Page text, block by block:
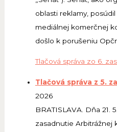
oblasti reklamy,
mediálnej komerčnej
došlo k porušeniu
Tlačová správa zo 6.
Tlačová správa z 5.
2026
BRATISLAVA. Dňa 21.
zasadnutie Arbitrážnej